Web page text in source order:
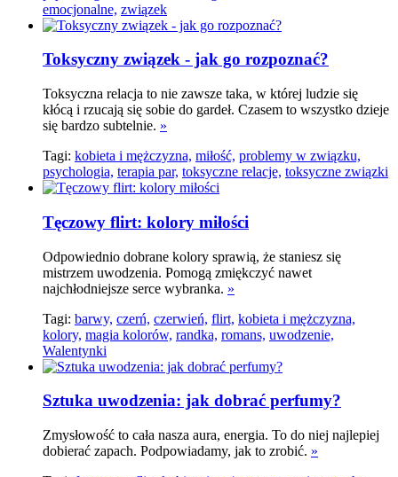
emocjonalne, związek
Toksyczny związek - jak go rozpoznać?
Toksyczna relacja to nie zawsze taka, w której ludzie się
kłócą i rzucają się sobie do gardeł. Czasem to wszystko dzieje
się bardzo subtelnie. »
Tagi: kobieta i mężczyzna, miłość, problemy w związku,
psychologia, terapia par, toksyczne relacje, toksyczne związki
Tęczowy flirt: kolory miłości
Odpowiednio dobrane kolory sprawią, że staniesz się
mistrzem uwodzenia. Pomogą zmiękczyć nawet
najchłodniejsze serce wybranka. »
Tagi: barwy, czerń, czerwień, flirt, kobieta i mężczyzna,
kolory, magia kolorów, randka, romans, uwodzenie,
Walentynki
Sztuka uwodzenia: jak dobrać perfumy?
Zmysłowość to cała nasza aura, energia. To do niej najlepiej
dobierać zapach. Podpowiadamy, jak to zrobić. »